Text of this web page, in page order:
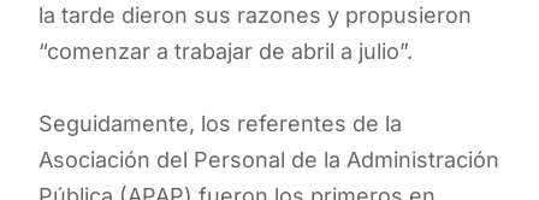
la tarde dieron sus razones y propusieron
“comenzar a trabajar de abril a julio”.
Seguidamente, los referentes de la
Asociación del Personal de la Administración